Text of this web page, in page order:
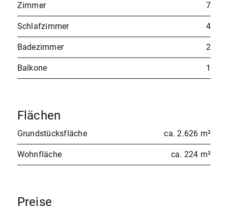
Zimmer 7
Schlafzimmer 4
Badezimmer 2
Balkone 1
Flächen
Grundstücksfläche ca. 2.626 m²
Wohnfläche ca. 224 m²
Preise